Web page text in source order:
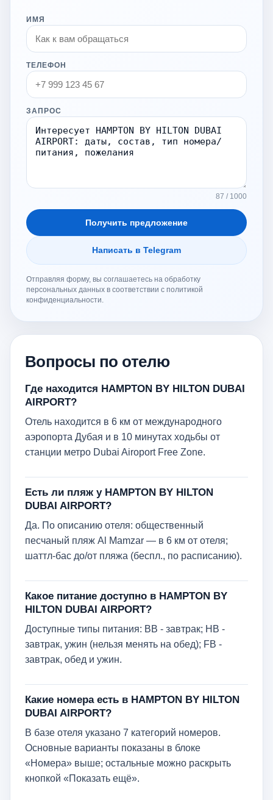
ИМЯ
ТЕЛЕФОН
ЗАПРОС
87 / 1000
Получить предложение
Написать в Telegram
Отправляя форму, вы соглашаетесь на обработку
персональных данных в соответствии с политикой
конфиденциальности.
Вопросы по отелю
Где находится HAMPTON BY HILTON DUBAI
AIRPORT?
Отель находится в 6 км от международного
аэропорта Дубая и в 10 минутах ходьбы от
станции метро Dubai Airoport Free Zone.
Есть ли пляж у HAMPTON BY HILTON
DUBAI AIRPORT?
Да. По описанию отеля: общественный
песчаный пляж Al Mamzar — в 6 км от отеля;
шаттл-бас до/от пляжа (беспл., по расписанию).
Какое питание доступно в HAMPTON BY
HILTON DUBAI AIRPORT?
Доступные типы питания: BB - завтрак; HB -
завтрак, ужин (нельзя менять на обед); FB -
завтрак, обед и ужин.
Какие номера есть в HAMPTON BY HILTON
DUBAI AIRPORT?
В базе отеля указано 7 категорий номеров.
Основные варианты показаны в блоке
«Номера» выше; остальные можно раскрыть
кнопкой «Показать ещё».